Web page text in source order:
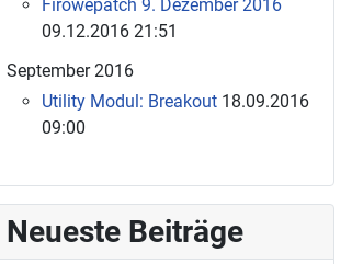
Firowepatch 9. Dezember 2016
09.12.2016 21:51
September 2016
Utility Modul: Breakout 18.09.2016
09:00
Neueste Beiträge